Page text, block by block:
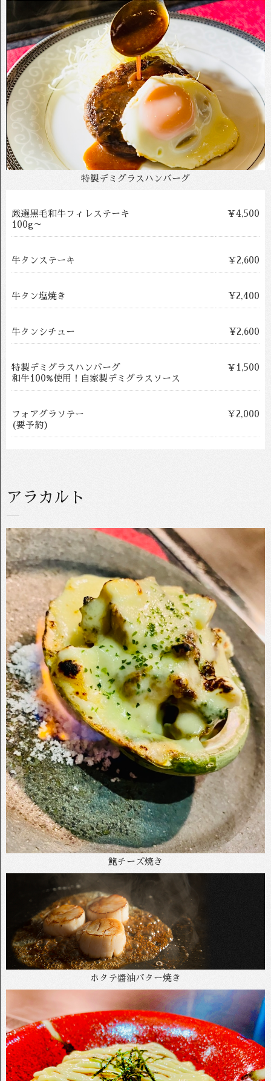
特製デミグラスハンバーグ
厳選黒毛和牛フィレステーキ
100g～
￥4,500
牛タンステーキ ￥2,600
牛タン塩焼き ¥2,400
牛タンシチュー ¥2,600
特製デミグラスハンバーグ
和牛100%使用！自家製デミグラスソース
￥1,500
フォアグラソテー
(要予約)
￥2,000
アラカルト
鮑チーズ焼き
ホタテ醬油バター焼き